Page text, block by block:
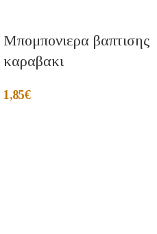
Μπομπονιερα βαπτισης
καραβακι
1,85€